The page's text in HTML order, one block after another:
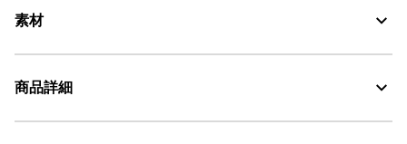
AIGLE FOR TOMORROW（再生素材や環境に配慮した生産背景を
持つ商品）
素材
商品詳細